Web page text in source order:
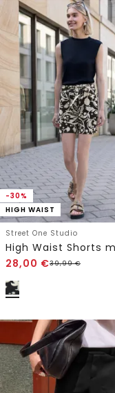
-30%
HIGH WAIST
Street One Studio
28,00 €39,99€